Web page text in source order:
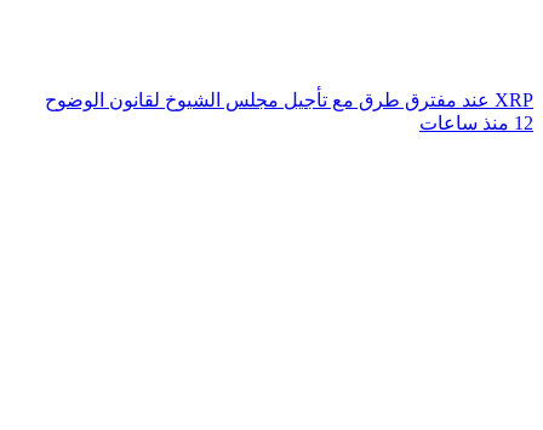
XRP عند مفترق طرق مع تأجيل مجلس الشيوخ لقانون الوضوح
12 منذ ساعات